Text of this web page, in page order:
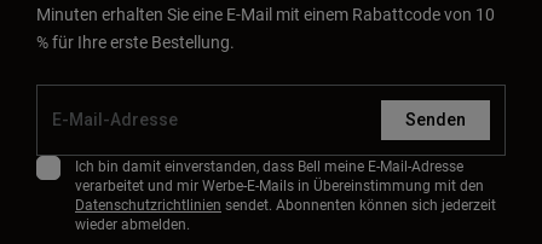
Minuten erhalten Sie eine E-Mail mit einem Rabattcode von 10
% für Ihre erste Bestellung.
Senden
Ich bin damit einverstanden, dass Bell meine E-Mail-Adresse
verarbeitet und mir Werbe-E-Mails in Übereinstimmung mit den
Datenschutzrichtlinien sendet. Abonnenten können sich jederzeit
wieder abmelden.